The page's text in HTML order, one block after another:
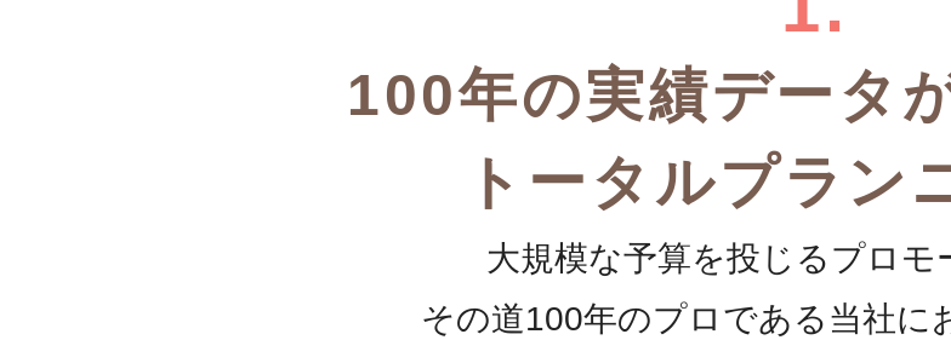
100年の実績データ
トータルプラン
大規模な予算を投じるプロモ
その道100年のプロである当社に